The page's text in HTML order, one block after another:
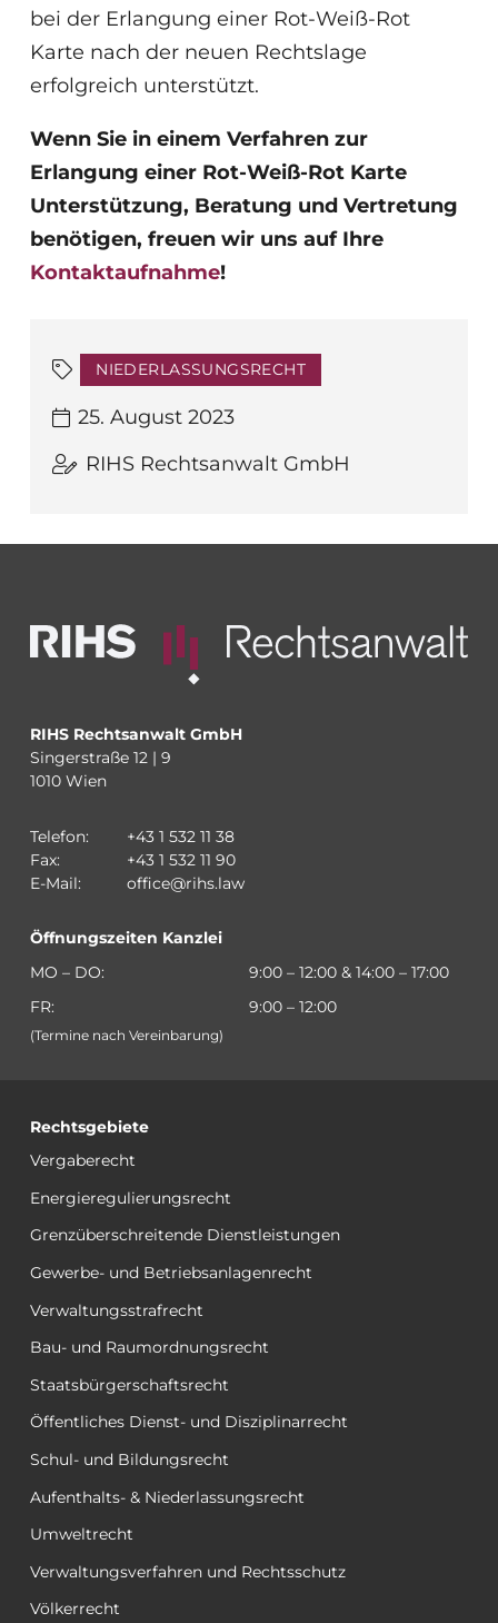
bei der Erlangung einer Rot-Weiß-Rot
Karte nach der neuen Rechtslage
erfolgreich unterstützt.
Wenn Sie in einem Verfahren zur
Erlangung einer Rot-Weiß-Rot Karte
Unterstützung, Beratung und Vertretung
benötigen, freuen wir uns auf Ihre
Kontaktaufnahme!
NIEDERLASSUNGSRECHT
25. August 2023
RIHS Rechtsanwalt GmbH
RIHS Rechtsanwalt GmbH
Singerstraße 12 | 9
1010 Wien
Telefon:
+43 1 532 11 38
Fax:
+43 1 532 11 90
E-Mail:
office@rihs.law
Öffnungszeiten Kanzlei
MO – DO:
9:00 – 12:00 & 14:00 – 17:00
FR:
9:00 – 12:00
(Termine nach Vereinbarung)
Rechtsgebiete
Vergaberecht
Energieregulierungsrecht
Grenzüberschreitende Dienstleistungen
Gewerbe- und Betriebsanlagenrecht
Verwaltungsstrafrecht
Bau- und Raumordnungsrecht
Staatsbürgerschaftsrecht
Öffentliches Dienst- und Disziplinarrecht
Schul- und Bildungsrecht
Aufenthalts- & Niederlassungsrecht
Umweltrecht
Verwaltungsverfahren und Rechtsschutz
Völkerrecht